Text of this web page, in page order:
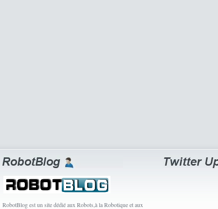
RobotBlog est un site dédié aux Robots,à la Robotique et aux